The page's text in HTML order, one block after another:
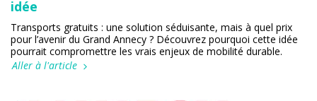
idée
Transports gratuits : une solution séduisante, mais à quel prix
pour l’avenir du Grand Annecy ? Découvrez pourquoi cette idée
pourrait compromettre les vrais enjeux de mobilité durable.
Aller à l'article